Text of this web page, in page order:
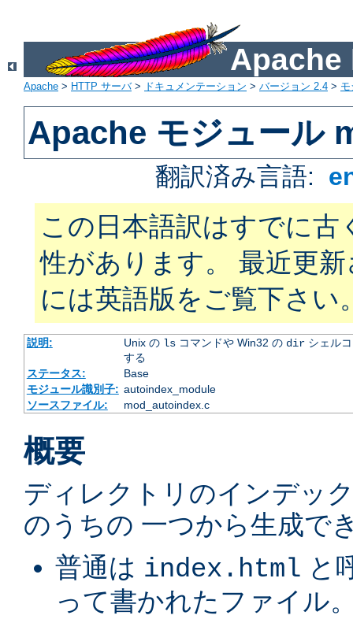
Apache
Apache > HTTP サーバ> ドキュメンテーション > バージョン 2.4 >
Apache モジュール
翻訳済み言語:
この日本語訳はすでに古
性があります。 最近更
には英語版をご覧下さい
説明: Unix の lsコマンドや Win32 の dirシェルコ
する
ステータス:
Base
モジュール識別子: autoindex_module
ソースファイル:
mod_autoindex.c
概要
ディレクトリのインデッ
のうちの 一つから生成で
普通は index.html と
って書かれたファイル